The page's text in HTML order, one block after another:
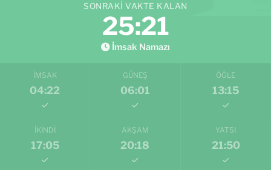
SONRAKI VAKTE KALAN
25:19
İmsak Namazı
İMSAK
04:22
GÜNEŞ
06:01
ÖĞLE
13:15
İKINDI
17:05
AKŞAM
20:18
YATSI
21:50